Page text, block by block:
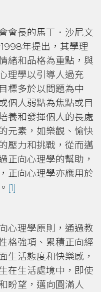
會長的馬丁．沙尼文
年提出，其學理
緒和品格為重點，與
理學以引導人過充
標多於以問題為中
個人弱點為焦點或目
養和發揮個人的長處
元素，如樂觀、愉快
壓力和挑戰，從而邁
正向心理學的幫助，
正向心理學亦應用於
[1]
心理學原則，通過教
格強項、累積正向經
生活態度和快樂感，
在生活處境中，即使
盼望，邁向圓滿人